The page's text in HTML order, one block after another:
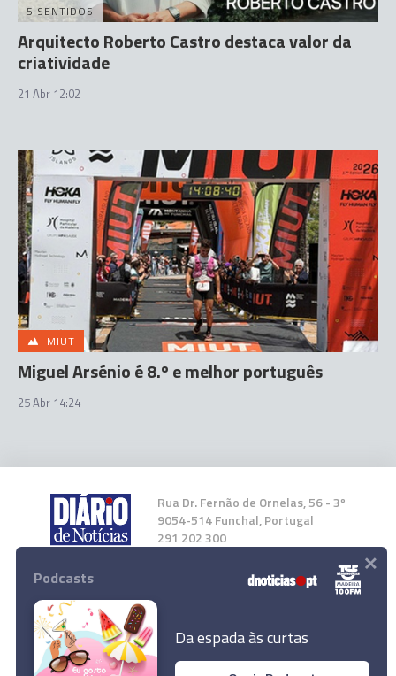
5 SENTIDOS
Arquitecto Roberto Castro destaca valor da
criatividade
21 Abr 12:02
MIUT
Miguel Arsénio é 8.º e melhor português
25 Abr 14:24
Rua Dr. Fernão de Ornelas, 56 - 3º
9054-514 Funchal, Portugal
291 202 300
Instale a nossa App
Podcasts
Da espada às curtas
×